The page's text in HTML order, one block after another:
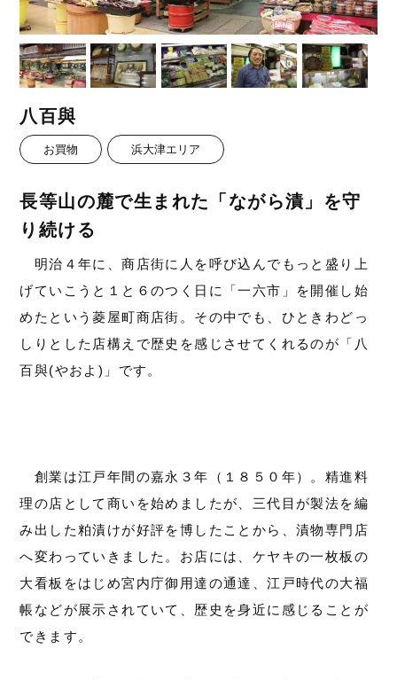
八百與
お買物 浜大津エリア
長等山の麓で生まれた「ながら漬」を守
り続ける
明治４年に、商店街に人を呼び込んでもっと盛り上
げていこうと１と６のつく日に「一六市」を開催し始
めたという菱屋町商店街。その中でも、ひときわどっ
しりとした店構えで歴史を感じさせてくれるのが「八
百與(やおよ)」です。
創業は江戸年間の嘉永３年（１８５０年）。精進料
理の店として商いを始めましたが、三代目が製法を編
み出した粕漬けが好評を博したことから、漬物専門店
へ変わっていきました。お店には、ケヤキの一枚板の
大看板をはじめ宮内庁御用達の通達、江戸時代の大福
帳などが展示されていて、歴史を身近に感じることが
できます。